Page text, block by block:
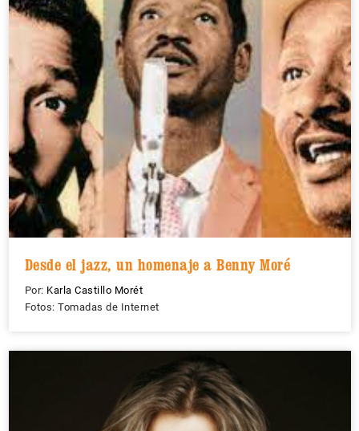
Desde el jazz, un homenaje a Benny Moré
Por: Karla Castillo Morét
Fotos: Tomadas de Internet